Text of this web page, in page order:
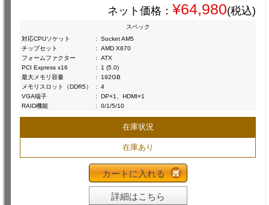
ネット価格： ¥64,980(税込)
スペック
対応CPUソケット
:
Socket AM5
チップセット
:
AMD X870
フォームファクター
:
ATX
PCI Express x16
:
1 (5.0)
最大メモリ容量
:
192GB
メモリスロット（DDR5）
:
4
VGA端子
:
DP×1、HDMI×1
RAID機能
: 0/1/5/10
在庫状況
在庫あり
カートに入れる
詳細はこちら